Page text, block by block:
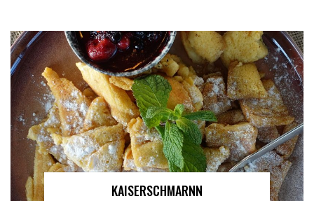
KAISERSCHMARNN